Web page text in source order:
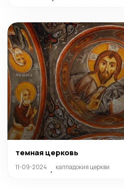
темная церковь
11-09-2024 каппадокия церкви